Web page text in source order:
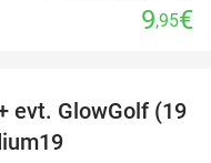
9,95€
36%
evt. GlowGolf (19